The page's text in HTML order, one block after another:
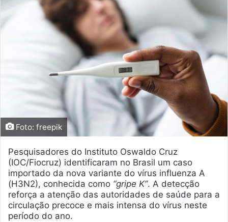
Foto: freepik
Pesquisadores do Instituto Oswaldo Cruz
(IOC/Fiocruz) identificaram no Brasil um caso
importado da nova variante do vírus influenza A
(H3N2), conhecida como “gripe K”. A detecção
reforça a atenção das autoridades de saúde para a
circulação precoce e mais intensa do vírus neste
período do ano.